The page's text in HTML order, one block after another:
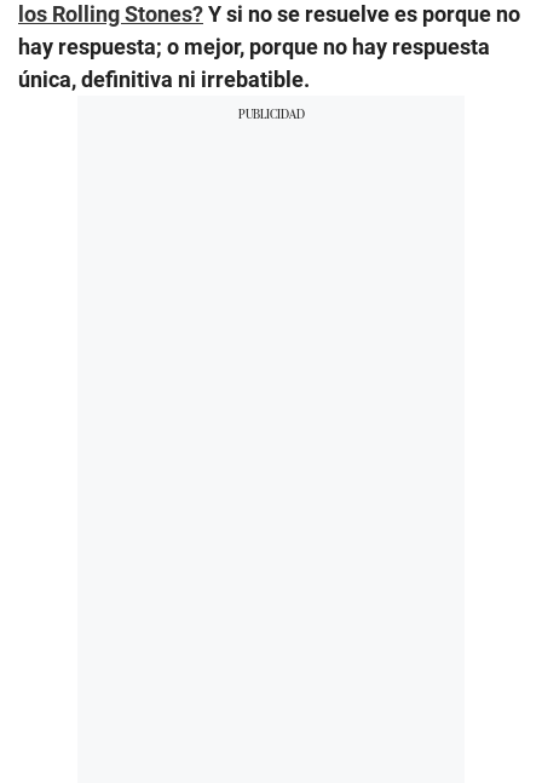
los Rolling Stones?Y si no se resuelve es porque no
hay respuesta; o mejor, porque no hay respuesta
única, definitiva ni irrebatible.